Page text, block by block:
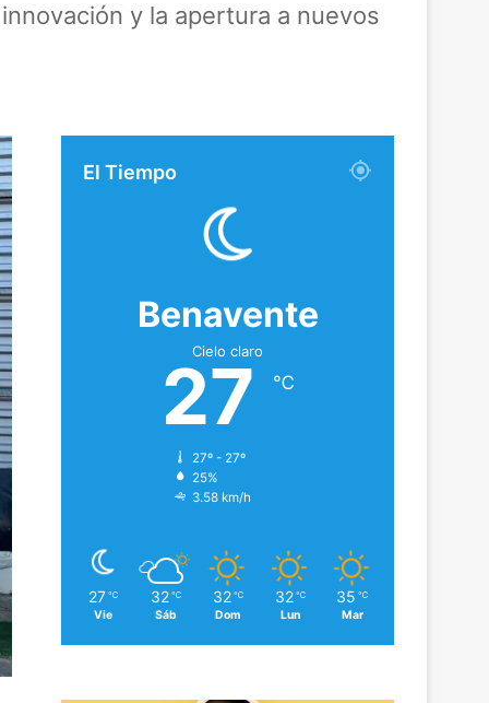
y la apertura a nuevos
El Tiempo
Benavente
Cielo claro
27 ℃
27º - 27º
25%
3.58 km/h
27 ℃
Vie
32 ℃
Sáb
32 ℃
Dom
32 ℃
Lun
35 ℃
Mar